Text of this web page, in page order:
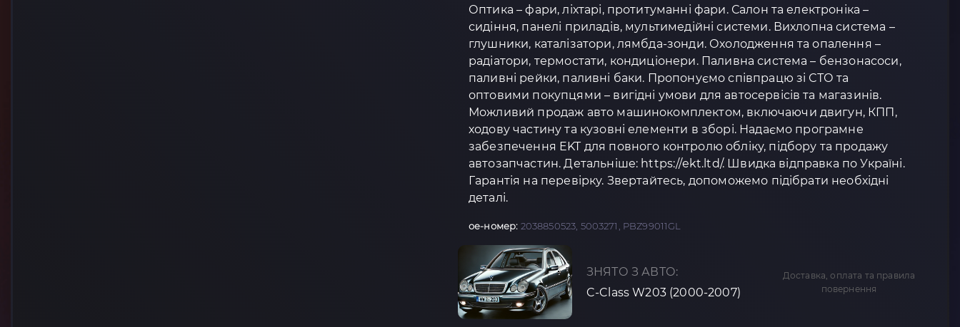
Оптика – фари, ліхтарі, протитуманні фари. Салон та електроніка –
сидіння, панелі приладів, мультимедійні системи. Вихлопна система –
глушники, каталізатори, лямбда-зонди. Охолодження та опалення –
радіатори, термостати, кондиціонери. Паливна система – бензонасоси,
паливні рейки, паливні баки. Пропонуємо співпрацю зі СТО та
оптовими покупцями – вигідні умови для автосервісів та магазинів.
Можливий продаж авто машинокомплектом, включаючи двигун, КПП,
ходову частину та кузовні елементи в зборі. Надаємо програмне
забезпечення EKT для повного контролю обліку, підбору та продажу
автозапчастин. Детальніше: https://ekt.ltd/. Швидка відправка по Україні.
Гарантія на перевірку. Звертайтесь, допоможемо підібрати необхідні
деталі.
oe-номер: 2038850523, 5003271, PBZ99011GL
ЗНЯТО З АВТО:
C-Class W203 (2000-2007)
Доставка, оплата та правила
повернення